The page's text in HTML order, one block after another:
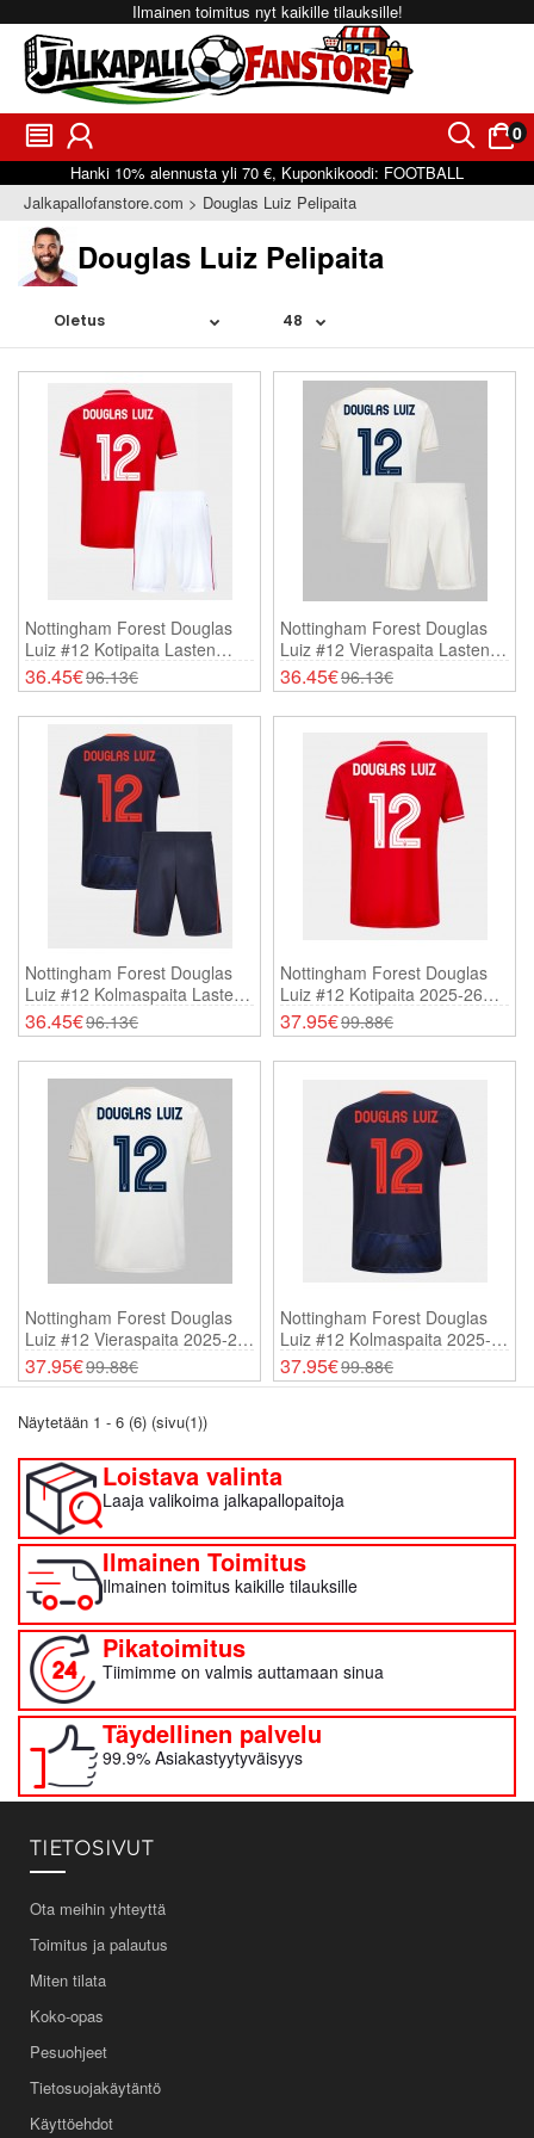
Ilmainen toimitus nyt kaikille tilauksille!
󰂩 󰃳 󰂨 0
󰃠
Hanki 10% alennusta yli 70 €, Kuponkikoodi: FOOTBALL
Jalkapallofanstore.com
Douglas Luiz Pelipaita
Douglas Luiz Pelipaita
Nottingham Forest Douglas
Luiz #12 Kotipaita Lasten
2025-26 Lyhythihainen (+
Shortsit)
36.45€96.13€
Nottingham Forest Douglas
Luiz #12 Vieraspaita Lasten
2025-26 Lyhythihainen (+
Shortsit)
36.45€96.13€
Nottingham Forest Douglas
Luiz #12 Kolmaspaita Lasten
2025-26 Lyhythihainen (+
Shortsit)
36.45€96.13€
Nottingham Forest Douglas
Luiz #12 Kotipaita 2025-26
Lyhythihainen
37.95€99.88€
Nottingham Forest Douglas
Luiz #12 Vieraspaita 2025-26
Lyhythihainen
37.95€99.88€
Nottingham Forest Douglas
Luiz #12 Kolmaspaita 2025-
26 Lyhythihainen
37.95€99.88€
Näytetään 1 - 6 (6) (sivu(1))
Loistava valinta
Laaja valikoima jalkapallopaitoja
Ilmainen Toimitus
Ilmainen toimitus kaikille tilauksille
Pikatoimitus
Tiimimme on valmis auttamaan sinua
Täydellinen palvelu
99.9% Asiakastyytyväisyys
TIETOSIVUT
Ota meihin yhteyttä
Toimitus ja palautus
Miten tilata
Koko-opas
Pesuohjeet
Tietosuojakäytäntö
Käyttöehdot